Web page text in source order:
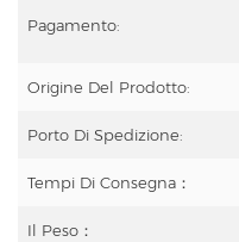
Pagamento:
Origine Del Prodotto:
Porto Di Spedizione:
Tempi Di Consegna：
Il Peso：